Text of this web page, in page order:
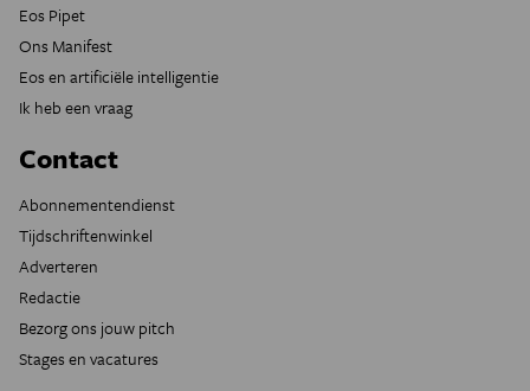
Eos Pipet
Ons Manifest
Eos en artificiële intelligentie
Ik heb een vraag
Contact
Abonnementendienst
Tijdschriftenwinkel
Adverteren
Redactie
Bezorg ons jouw pitch
Stages en vacatures